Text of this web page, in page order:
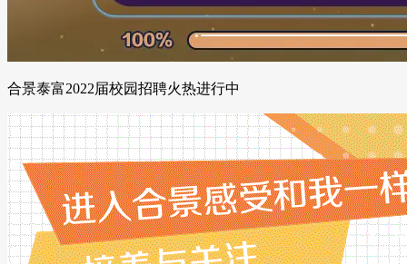
合景泰富2022届校园招聘火热进行中